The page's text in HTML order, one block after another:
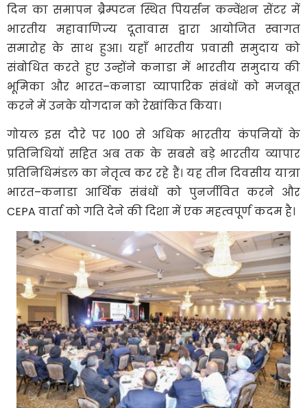
दिन का समापन ब्रैम्पटन स्थित पियर्सन कन्वेंशन सेंटर में
भारतीय महावाणिज्य दूतावास द्वारा आयोजित स्वागत
समारोह के साथ हुआ। यहाँ भारतीय प्रवासी समुदाय को
संबोधित करते हुए उन्होंने कनाडा में भारतीय समुदाय की
भूमिका और भारत–कनाडा व्यापारिक संबंधों को मजबूत
करने में उनके योगदान को रेखांकित किया।
गोयल इस दौरे पर 100 से अधिक भारतीय कंपनियों के
प्रतिनिधियों सहित अब तक के सबसे बड़े भारतीय व्यापार
प्रतिनिधिमंडल का नेतृत्व कर रहे हैं। यह तीन दिवसीय यात्रा
भारत–कनाडा आर्थिक संबंधों को पुनर्जीवित करने और
CEPA वार्ता को गति देने की दिशा में एक महत्वपूर्ण कदम है।